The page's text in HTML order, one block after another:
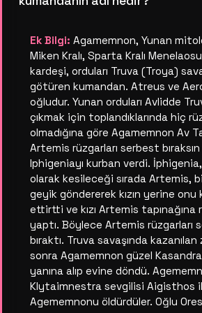
Ek Bilgi: Agamemnon, Yunan
Miken Kralı, Sparta Kralı
kardeşi, orduları Truva (Troya)
götüren kumandan. Atreus ve
oğludur. Yunan orduları Avlidde
çıkmak için toplandıklarında hiç
olmadığına göre Agamemnon Av
Artemis rüzgarları serbest bıraksın
Iphigeniayı kurban verdi.
olarak kesileceği sırada Artemis,
geyik göndererek kızın yerine onu
ettirtti ve kızı Artemis tapınağına
yaptı. Böylece Artemis rüzgarları
bıraktı. Truva savaşında
sonra Agamemnon güzel
yanına alıp evine döndü.
Klytaimnestra sevgilisi Aigisthos
Agememnonu öldürdüler. Oğlu